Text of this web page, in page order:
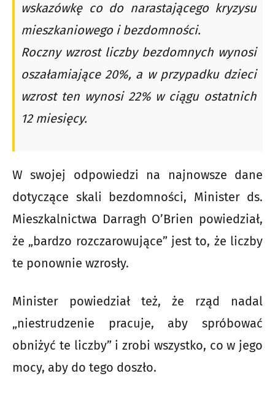
wskazówkę co do narastającego kryzysu
mieszkaniowego i bezdomności.
Roczny wzrost liczby bezdomnych wynosi
oszałamiające 20%, a w przypadku dzieci
wzrost ten wynosi 22% w ciągu ostatnich
12 miesięcy.
W swojej odpowiedzi na najnowsze dane
dotyczące skali bezdomności, Minister ds.
Mieszkalnictwa Darragh O’Brien powiedział,
że „bardzo rozczarowujące” jest to, że liczby
te ponownie wzrosły.
Minister powiedział też, że rząd nadal
„niestrudzenie pracuje, aby spróbować
obniżyć te liczby” i zrobi wszystko, co w jego
mocy, aby do tego doszło.